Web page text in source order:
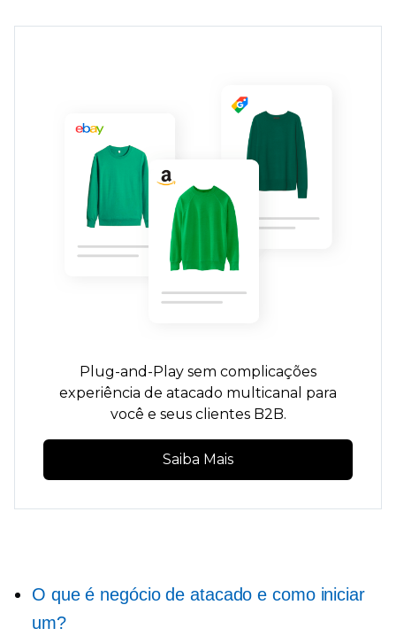
Plug-and-Play sem complicações
experiência de atacado multicanal para
você e seus clientes B2B.
Saiba Mais
O que é negócio de atacado e como iniciar
um?